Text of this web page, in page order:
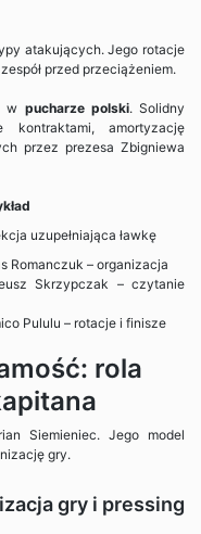
atakujących. Jego rotacje
przed przeciążeniem.
w pucharze polski. Solidny
kontraktami, amortyzację
przez prezesa Zbigniewa
uzupełniająca ławkę
Romanczuk – organizacja
Skrzypczak – czytanie
Pululu – rotacje i finisze
rola
Siemieniec. Jego model
gry.
gry i pressing